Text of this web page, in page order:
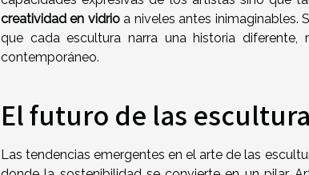
creatividad en vidrioa niveles antes inimaginables.
que cada escultura narra una historia
contemporáneo.
El futuro de las
Las tendencias emergentes en el arte de las